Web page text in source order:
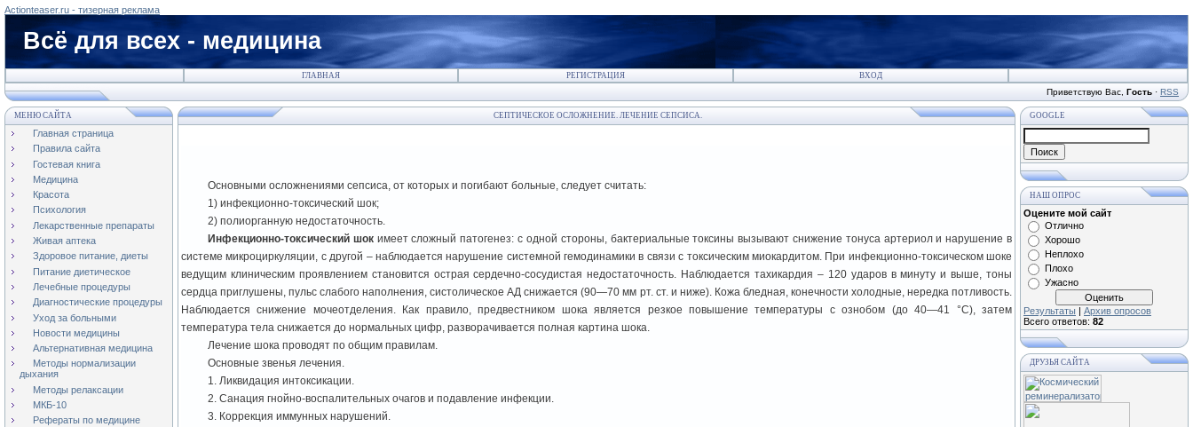
Actionteaser.ru - тизерная реклама
Всё для всех - медицина
ГЛАВНАЯ РЕГИСТРАЦИЯ ВХОД
Приветствую Вас Гость · RSS
МЕНЮ САЙТА
Главная страница
Правила сайта
Гостевая книга
Медицина
Красота
Психология
Лекарственные препараты
Живая аптека
Здоровое питание, диеты
Питание диетическое
Лечебные процедуры
Диагностические процедуры
Уход за больными
Новости медицины
Альтернативная медицина
Методы нормализации
дыхания
Методы релаксации
МКБ-10
Рефераты по медицине
СЕПТИЧЕСКОЕ ОСЛОЖНЕНИЕ. ЛЕЧЕНИЕ СЕПСИСА.
Основными осложнениями сепсиса, от которых и погибают больные, следует считать:
1) инфекционно-токсический шок;
2) полиорганную недостаточность.
Инфекционно-токсический шок имеет сложный патогенез: с одной стороны, бактериальные токсины вызывают снижение тонуса артериол и нарушение в
системе микроциркуляции, с другой – наблюдается нарушение системной гемодинамики в связи с токсическим миокардитом. При инфекционно-токсическом шоке
ведущим клиническим проявлением становится острая сердечно-сосудистая недостаточность. Наблюдается тахикардия – 120 ударов в минуту и выше, тоны
сердца приглушены, пульс слабого наполнения, систолическое АД снижается (90—70 мм рт. ст. и ниже). Кожа бледная, конечности холодные, нередка потливость.
Наблюдается снижение мочеотделения. Как правило, предвестником шока является резкое повышение температуры с ознобом (до 40—41 °С), затем
температура тела снижается до нормальных цифр, разворачивается полная картина шока.
Лечение шока проводят по общим правилам.
Основные звенья лечения.
1. Ликвидация интоксикации.
2. Санация гнойно-воспалительных очагов и подавление инфекции.
3. Коррекция иммунных нарушений.
GOOGLE
НАШ ОПРОС
Оцените мой сайт
Отлично
Хорошо
Неплохо
Плохо
Ужасно
Результаты | Архив опросов
Всего ответов: 82
ДРУЗЬЯ САЙТА